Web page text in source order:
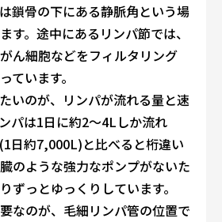
鎖骨の下にある静脈角という場
す。途中にあるリンパ節では、
ん細胞などをフィルタリング
ています。
いのが、リンパが流れる量と速
パは1日に約2〜4Lしか流れ
日約7,000L)と比べると桁違い
のような強力なポンプがないた
ずっとゆっくりしています。
なのが、毛細リンパ管の位置で